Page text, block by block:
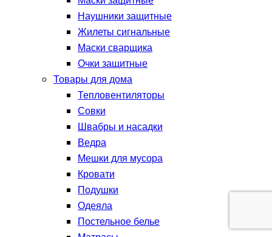
Наушники защитные
Жилеты сигнальные
Маски сварщика
Очки защитные
Товары для дома
Тепловентиляторы
Совки
Швабры и насадки
Ведра
Мешки для мусора
Кровати
Подушки
Одеяла
Постельное белье